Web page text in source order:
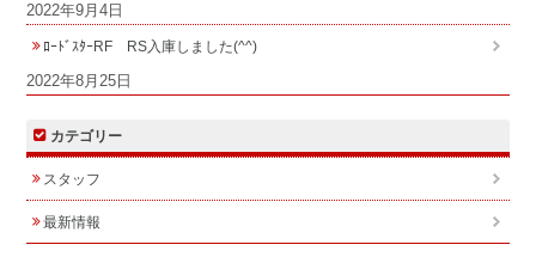
2022年9月4日
ﾛｰﾄﾞｽﾀｰRF RS入庫しました(^^)
2022年8月25日
カテゴリー
スタッフ
最新情報